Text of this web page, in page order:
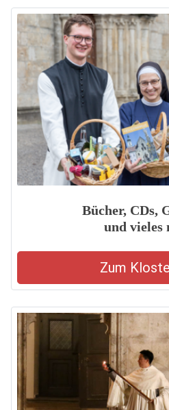
Bücher, CDs,
und vieles
Zum